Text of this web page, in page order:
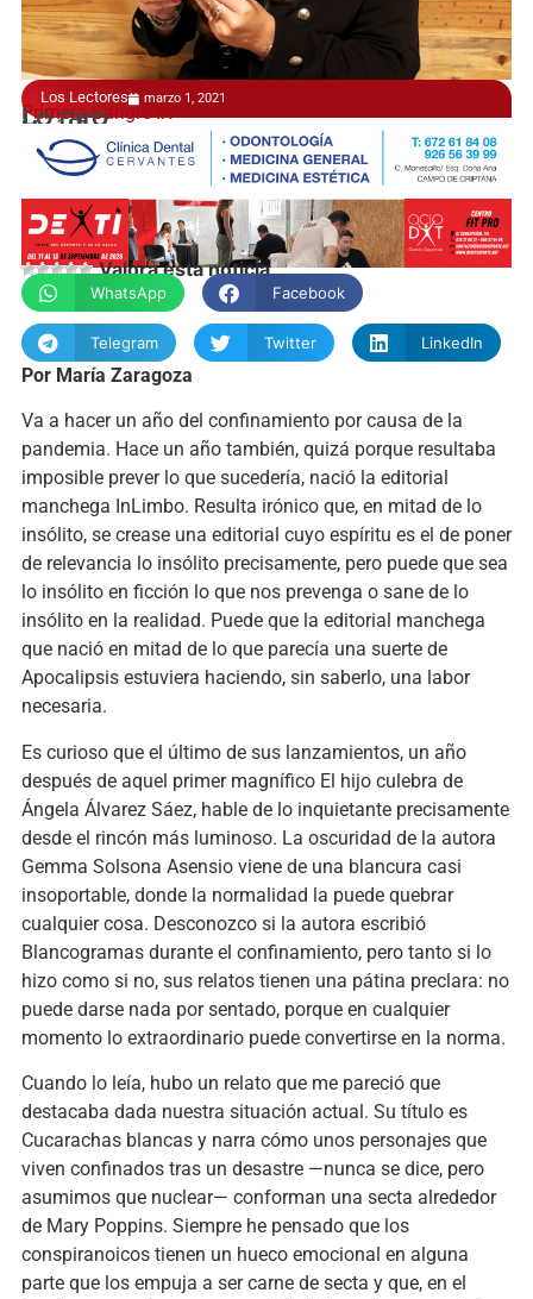
Los Lectores marzo 1, 2021
Primera Sangre IX
Lo raro
María Zaragoza
Valora esta noticia
WhatsApp Facebook
Telegram Twitter LinkedIn
Por María Zaragoza
Va a hacer un año del confinamiento por causa de la
pandemia. Hace un año también, quizá porque resultaba
imposible prever lo que sucedería, nació la editorial
manchega InLimbo. Resulta irónico que, en mitad de lo
insólito, se crease una editorial cuyo espíritu es el de poner
de relevancia lo insólito precisamente, pero puede que sea
lo insólito en ficción lo que nos prevenga o sane de lo
insólito en la realidad. Puede que la editorial manchega
que nació en mitad de lo que parecía una suerte de
Apocalipsis estuviera haciendo, sin saberlo, una labor
necesaria.
Es curioso que el último de sus lanzamientos, un año
después de aquel primer magnífico El hijo culebra de
Ángela Álvarez Sáez, hable de lo inquietante precisamente
desde el rincón más luminoso. La oscuridad de la autora
Gemma Solsona Asensio viene de una blancura casi
insoportable, donde la normalidad la puede quebrar
cualquier cosa. Desconozco si la autora escribió
Blancogramas durante el confinamiento, pero tanto si lo
hizo como si no, sus relatos tienen una pátina preclara: no
puede darse nada por sentado, porque en cualquier
momento lo extraordinario puede convertirse en la norma.
Cuando lo leía, hubo un relato que me pareció que
destacaba dada nuestra situación actual. Su título es
Cucarachas blancas y narra cómo unos personajes que
viven confinados tras un desastre —nunca se dice, pero
asumimos que nuclear— conforman una secta alrededor
de Mary Poppins. Siempre he pensado que los
conspiranoicos tienen un hueco emocional en alguna
parte que los empuja a ser carne de secta y que, en el